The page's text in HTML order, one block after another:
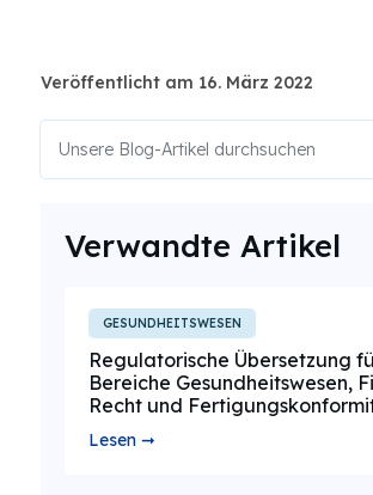
Veröffentlicht am 16. März 2022
Verwandte Artikel
GESUNDHEITSWESEN
Regulatorische Übersetzung
Bereiche Gesundheitswesen,
Recht und
Lesen ➞